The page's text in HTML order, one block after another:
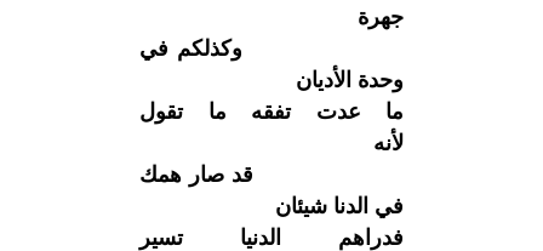
جهرة
وكذلكم في
وحدة الأديان
ما عدت تفقه ما تقول
لأنه
قد صار همك
في الدنا شيئان
فدراهم الدنيا تسير